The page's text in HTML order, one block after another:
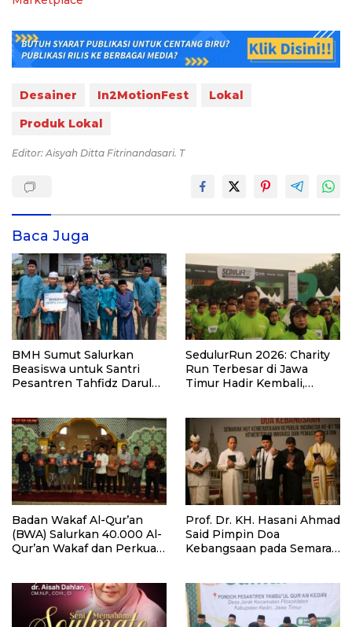
Desainer In2MotionFest
Lokal
Produk Lokal
Editor: Aisyah Ditta Fitrinandasari. T
Baca Juga
BMH Sumut Salurkan
Beasiswa untuk Santri
Pesantren Tahfidz Darul
SedulurRun 2026: Charity
Run Terbesar di Jawa
Timur Hadir Kembali,
Santri dan Guru Honorer
Badan Wakaf Al-Qur’an
(BWA) Salurkan 40.000 Al-
Qur’an Wakaf dan Perkuat
Prof. Dr. KH. Hasani Ahmad
Said Pimpin Doa
Kebangsaan pada Semarak
dan Pemasyarakatan RI